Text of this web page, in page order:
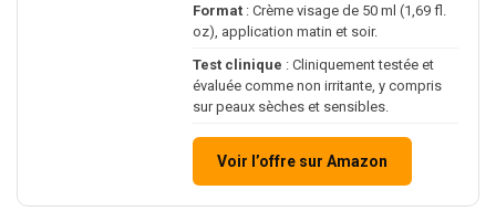
Format : Crème visage de 50 ml (1,69 fl.
oz), application matin et soir.
Test clinique : Cliniquement testée et
évaluée comme non irritante, y compris
sur peaux sèches et sensibles.
Voir l’offre sur Amazon